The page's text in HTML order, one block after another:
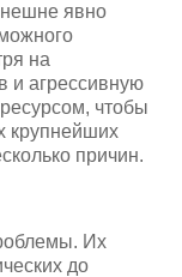
явно
на
и агрессивную
чтобы
крупнейших
причин.
Их
до